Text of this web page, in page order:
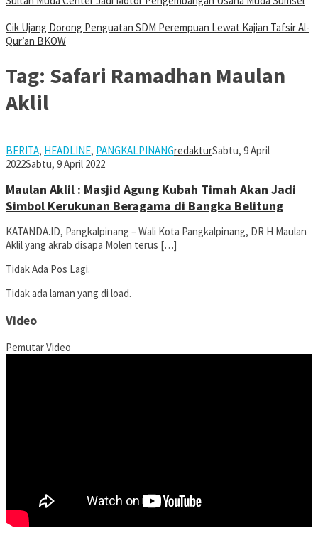
Cik Ujang Dorong Penguatan SDM Perempuan Lewat Kajian Tafsir Al-
Qur’an BKOW
Tag: Safari Ramadhan Maulan
Aklil
BERITA, HEADLINE, PANGKALPINANGredakturSabtu, 9 April
2022Sabtu, 9 April 2022
Maulan Aklil : Masjid Agung Kubah Timah Akan Jadi
Simbol Kerukunan Beragama di Bangka Belitung
KATANDA.ID, Pangkalpinang – Wali Kota Pangkalpinang, DR H Maulan
Aklil yang akrab disapa Molen terus […]
Tidak Ada Pos Lagi.
Tidak ada laman yang di load.
Video
Pemutar Video